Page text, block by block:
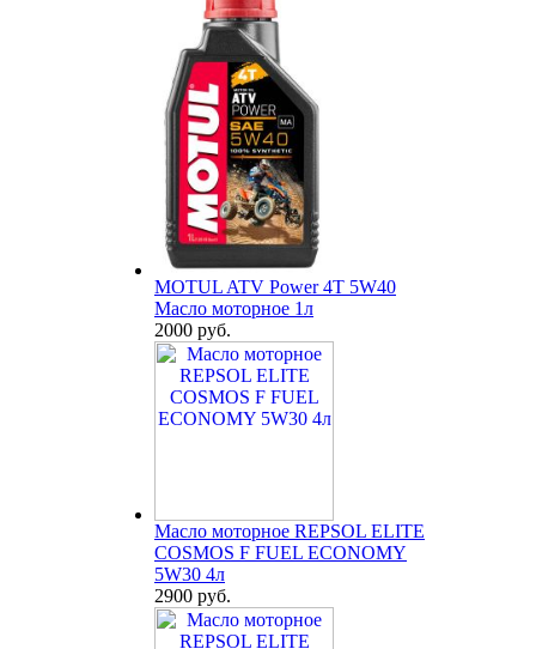
MOTUL ATV Power 4T 5W40
Масло моторное 1л
2000 руб.
Масло моторное REPSOL ELITE
COSMOS F FUEL ECONOMY
5W30 4л
2900 руб.